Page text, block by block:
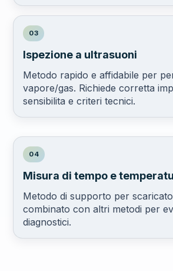
03
Ispezione a ultrasuoni
Metodo rapido e affidabile per
vapore/gas. Richiede corretta
sensibilita e criteri tecnici.
04
Misura di tempo e
Metodo di supporto per
combinato con altri metodi per
diagnostici.